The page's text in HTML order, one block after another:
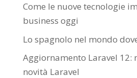
Come le nuove tecnologie
business oggi
Lo spagnolo nel mondo
Aggiornamento Laravel 12:
novità Laravel